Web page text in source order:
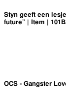
Styn geeft een
future” | Item |
OCS - Gangster